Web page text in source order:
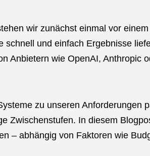
wir zunächst einmal vor
und einfach Ergebnisse
Anbietern wie OpenAI, Anthropic
zu unseren Anforderungen
Zwischenstufen. In diesem
– abhängig von Faktoren wie